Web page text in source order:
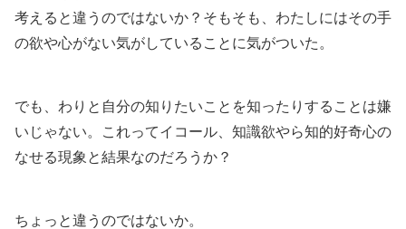
考えると違うのではないか？そもそも、わたしにはその手
の欲や心がない気がしていることに気がついた。
でも、わりと自分の知りたいことを知ったりすることは嫌
いじゃない。これってイコール、知識欲やら知的好奇心の
なせる現象と結果なのだろうか？
ちょっと違うのではないか。